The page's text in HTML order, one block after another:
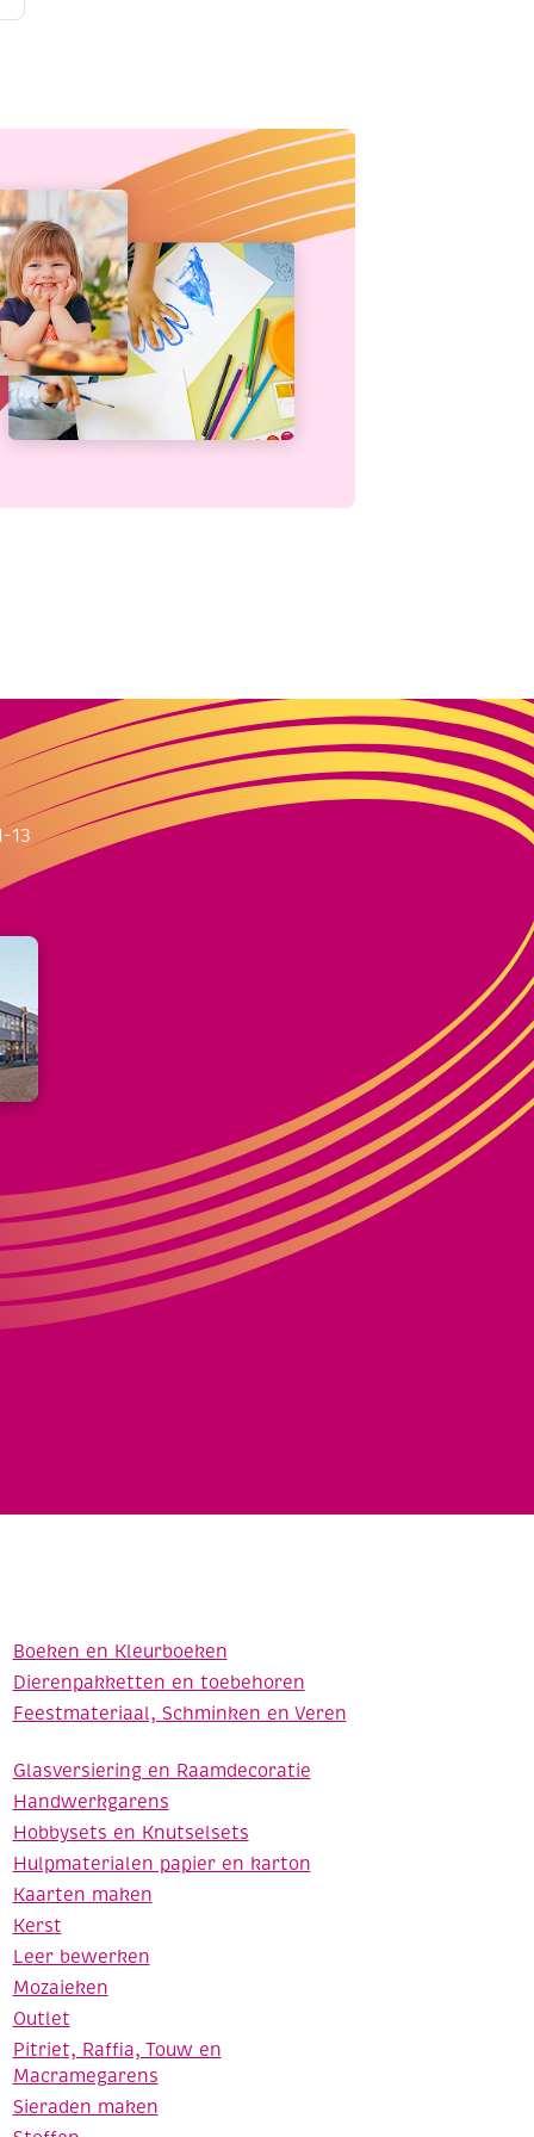
13
Boeken en Kleurboeken
Dierenpakketten en toebehoren
Feestmateriaal, Schminken en Veren
Glasversiering en Raamdecoratie
Handwerkgarens
Hobbysets en Knutselsets
Hulpmaterialen papier en karton
Kaarten maken
Kerst
Leer bewerken
Mozaieken
Outlet
Pitriet, Raffia, Touw en
Macramegarens
Sieraden maken